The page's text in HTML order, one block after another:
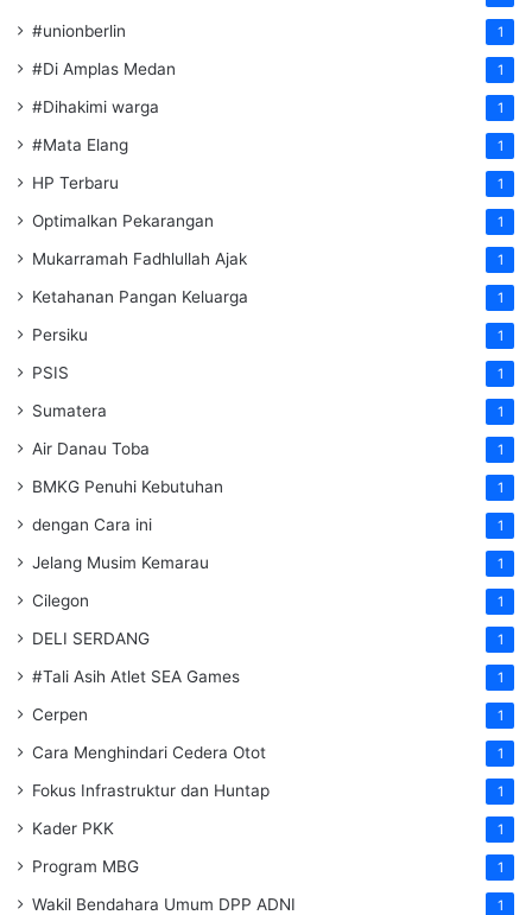
#unionberlin 1
#Di Amplas Medan 1
#Dihakimi warga 1
#Mata Elang 1
HP Terbaru 1
Optimalkan Pekarangan 1
Mukarramah Fadhlullah Ajak 1
Ketahanan Pangan Keluarga 1
Persiku 1
PSIS 1
Sumatera 1
Air Danau Toba 1
BMKG Penuhi Kebutuhan 1
dengan Cara ini 1
Jelang Musim Kemarau 1
Cilegon 1
DELI SERDANG 1
#Tali Asih Atlet SEA Games 1
Cerpen 1
Cara Menghindari Cedera Otot 1
Fokus Infrastruktur dan Huntap 1
Kader PKK 1
Program MBG 1
Wakil Bendahara Umum DPP ADNI 1